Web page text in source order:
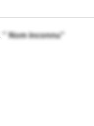
" Nom inconnu"